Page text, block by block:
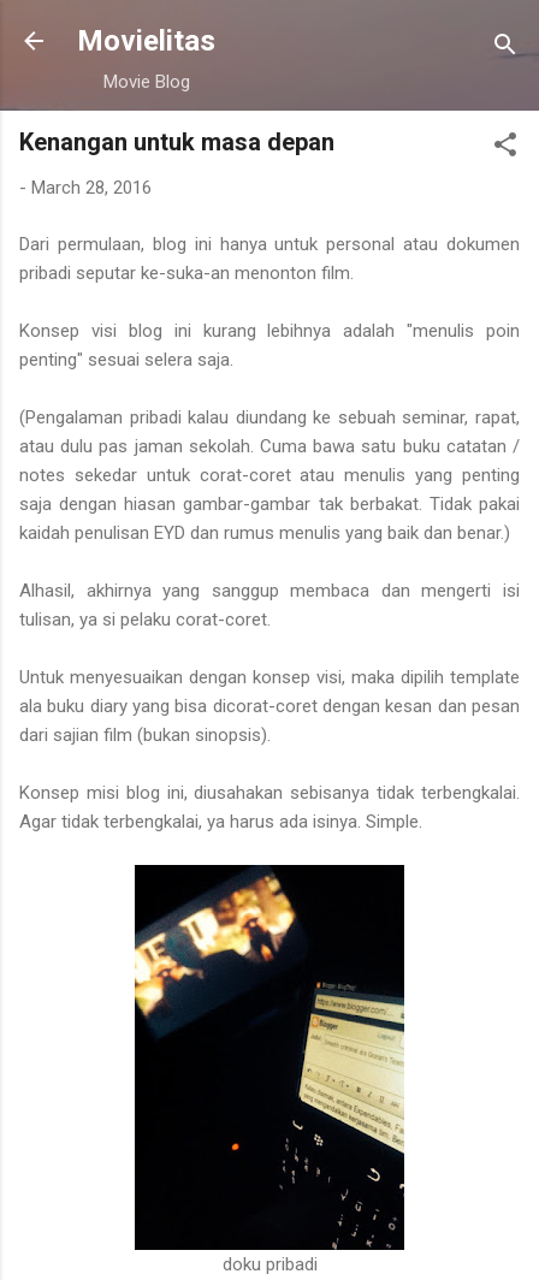
Skip to main content
Movielitas
Movie Blog
Kenangan untuk masa depan
- March 28, 2016
Dari permulaan, blog ini hanya untuk personal atau dokumen
pribadi seputar ke-suka-an menonton film.
Konsep visi blog ini kurang lebihnya adalah "menulis poin
penting" sesuai selera saja.
(Pengalaman pribadi kalau diundang ke sebuah seminar, rapat,
atau dulu pas jaman sekolah. Cuma bawa satu buku catatan /
notes sekedar untuk corat-coret atau menulis yang penting
saja dengan hiasan gambar-gambar tak berbakat. Tidak pakai
kaidah penulisan EYD dan rumus menulis yang baik dan benar.)
Alhasil, akhirnya yang sanggup membaca dan mengerti isi
tulisan, ya si pelaku corat-coret.
Untuk menyesuaikan dengan konsep visi, maka dipilih template
ala buku diary yang bisa dicorat-coret dengan kesan dan pesan
dari sajian film (bukan sinopsis).
Konsep misi blog ini, diusahakan sebisanya tidak terbengkalai.
Agar tidak terbengkalai, ya harus ada isinya. Simple.
doku pribadi